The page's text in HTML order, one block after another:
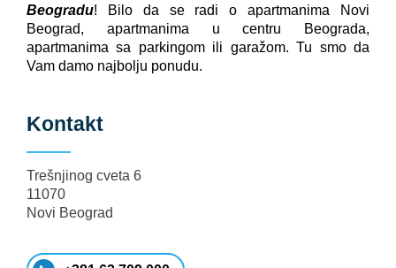
Beogradu! Bilo da se radi o apartmanima Novi
Beograd, apartmanima u centru Beograda,
apartmanima sa parkingom ili garažom. Tu smo da
Vam damo najbolju ponudu.
Kontakt
Trešnjinog cveta 6
11070
Novi Beograd